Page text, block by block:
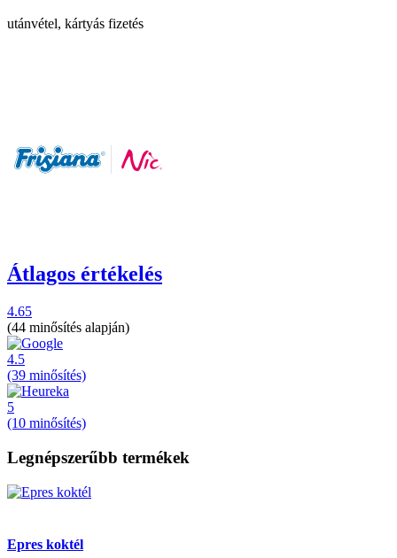
utánvétel, kártyás fizetés
Átlagos értékelés
4.65
(44 minősítés alapján)
4.5
(39 minősítés)
5
(10 minősítés)
Legnépszerűbb termékek
Epres koktél